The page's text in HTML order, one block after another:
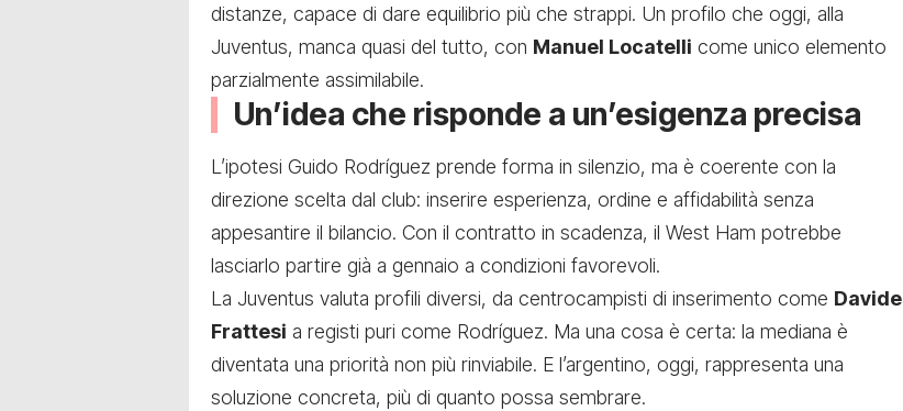
distanze, capace di dare equilibrio più che strappi. Un profilo che oggi, alla
Juventus, manca quasi del tutto, con Manuel Locatelli come unico elemento
parzialmente assimilabile.
Un’idea che risponde a un’esigenza precisa
L’ipotesi Guido Rodríguez prende forma in silenzio, ma è coerente con la
direzione scelta dal club: inserire esperienza, ordine e affidabilità senza
appesantire il bilancio. Con il contratto in scadenza, il West Ham potrebbe
lasciarlo partire già a gennaio a condizioni favorevoli.
La Juventus valuta profili diversi, da centrocampisti di inserimento come Davide
Frattesi a registi puri come Rodríguez. Ma una cosa è certa: la mediana è
diventata una priorità non più rinviabile. E l’argentino, oggi, rappresenta una
soluzione concreta, più di quanto possa sembrare.